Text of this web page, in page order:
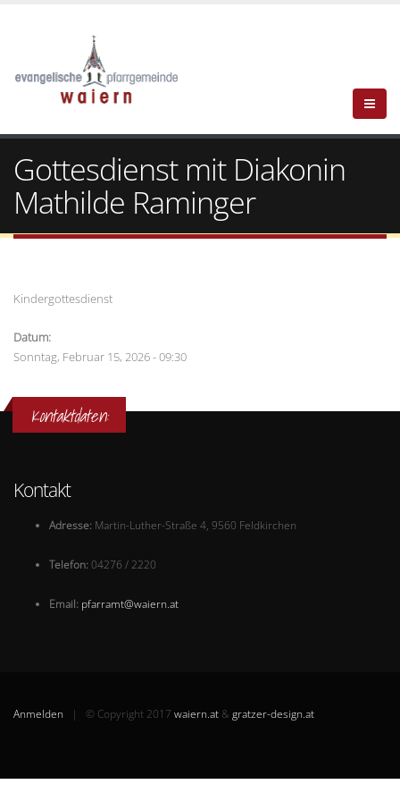
Gottesdienst mit Diakonin
Mathilde Raminger
Kindergottesdienst
Datum:
Sonntag, Februar 15, 2026 - 09:30
Kontaktdaten:
Kontakt
Adresse: Martin-Luther-Straße 4, 9560 Feldkirchen
Telefon:04276 / 2220
Email: pfarramt@waiern.at
Anmelden | © Copyright 2017 waiern.at & gratzer-design.at